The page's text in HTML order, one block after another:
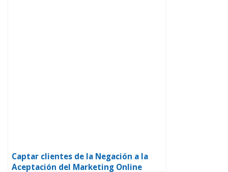
Captar clientes de la Negación a la
Aceptación del Marketing Online